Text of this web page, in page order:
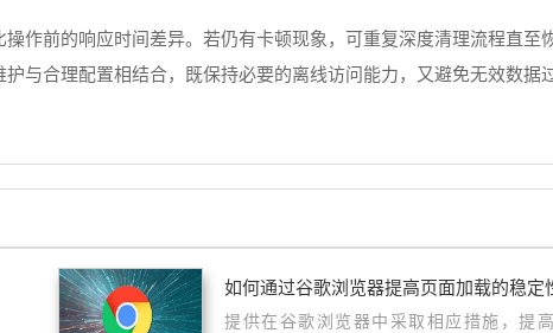
作前的响应时间差异。若仍有卡顿现象，可重复深度清理流程直至
与合理配置相结合，既保持必要的离线访问能力，又避免无效数据
如何通过谷歌浏览器提高页面加载的稳定
提供在谷歌浏览器中采取相应措施，提